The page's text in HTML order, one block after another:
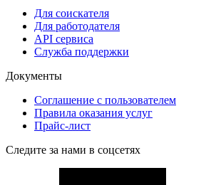
Для соискателя
Для работодателя
API сервиса
Служба поддержки
Документы
Соглашение с пользователем
Правила оказания услуг
Прайс-лист
Следите за нами в соцсетях